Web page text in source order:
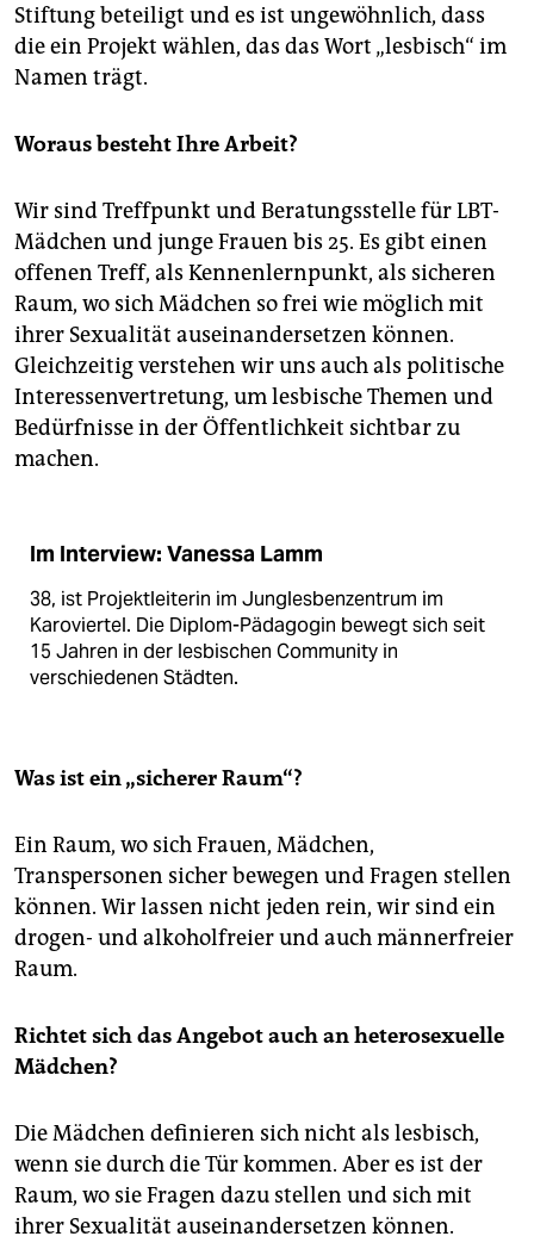
Stiftung beteiligt und es ist ungewöhnlich, dass
die ein Projekt wählen, das das Wort „lesbisch“ im
Namen trägt.
Woraus besteht Ihre Arbeit?
Wir sind Treffpunkt und Beratungsstelle für LBT-
Mädchen und junge Frauen bis 25. Es gibt einen
offenen Treff, als Kennenlernpunkt, als sicheren
Raum, wo sich Mädchen so frei wie möglich mit
ihrer Sexualität auseinandersetzen können.
Gleichzeitig verstehen wir uns auch als politische
Interessenvertretung, um lesbische Themen und
Bedürfnisse in der Öffentlichkeit sichtbar zu
machen.
Im Interview: Vanessa Lamm
38, ist Projektleiterin im Junglesbenzentrum im
Karoviertel. Die Diplom-Pädagogin bewegt sich seit
15 Jahren in der lesbischen Community in
verschiedenen Städten.
Was ist ein „sicherer Raum“?
Ein Raum, wo sich Frauen, Mädchen,
Transpersonen sicher bewegen und Fragen stellen
können. Wir lassen nicht jeden rein, wir sind ein
drogen- und alkoholfreier und auch männerfreier
Raum.
Richtet sich das Angebot auch an heterosexuelle
Mädchen?
Die Mädchen definieren sich nicht als lesbisch,
wenn sie durch die Tür kommen. Aber es ist der
Raum, wo sie Fragen dazu stellen und sich mit
ihrer Sexualität auseinandersetzen können.